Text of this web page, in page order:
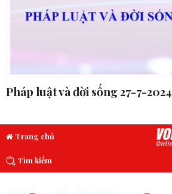
Pháp luật và đời sống 27-7-2024
Trang chủ
Tìm kiếm